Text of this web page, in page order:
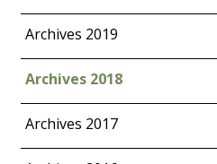
Archives 2019
Archives 2018
Archives 2017